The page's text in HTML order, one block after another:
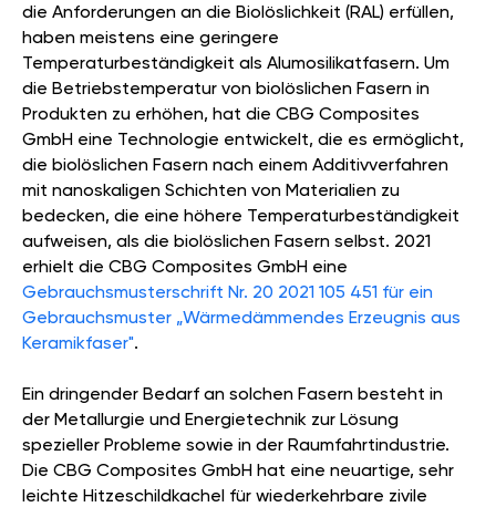
die Anforderungen an die Biolöslichkeit (RAL) erfüllen,
haben meistens eine geringere
Temperaturbeständigkeit als Alumosilikatfasern. Um
die Betriebstemperatur von biolöslichen Fasern in
Produkten zu erhöhen, hat die CBG Composites
GmbH eine Technologie entwickelt, die es ermöglicht,
die biolöslichen Fasern nach einem Additivverfahren
mit nanoskaligen Schichten von Materialien zu
bedecken, die eine höhere Temperaturbeständigkeit
aufweisen, als die biolöslichen Fasern selbst. 2021
erhielt die CBG Composites GmbH eine
Gebrauchsmusterschrift Nr. 20 2021 105 451 für ein
Gebrauchsmuster „Wärmedämmendes Erzeugnis aus
Keramikfaser".
Ein dringender Bedarf an solchen Fasern besteht in
der Metallurgie und Energietechnik zur Lösung
spezieller Probleme sowie in der Raumfahrtindustrie.
Die CBG Composites GmbH hat eine neuartige, sehr
leichte Hitzeschildkachel für wiederkehrbare zivile